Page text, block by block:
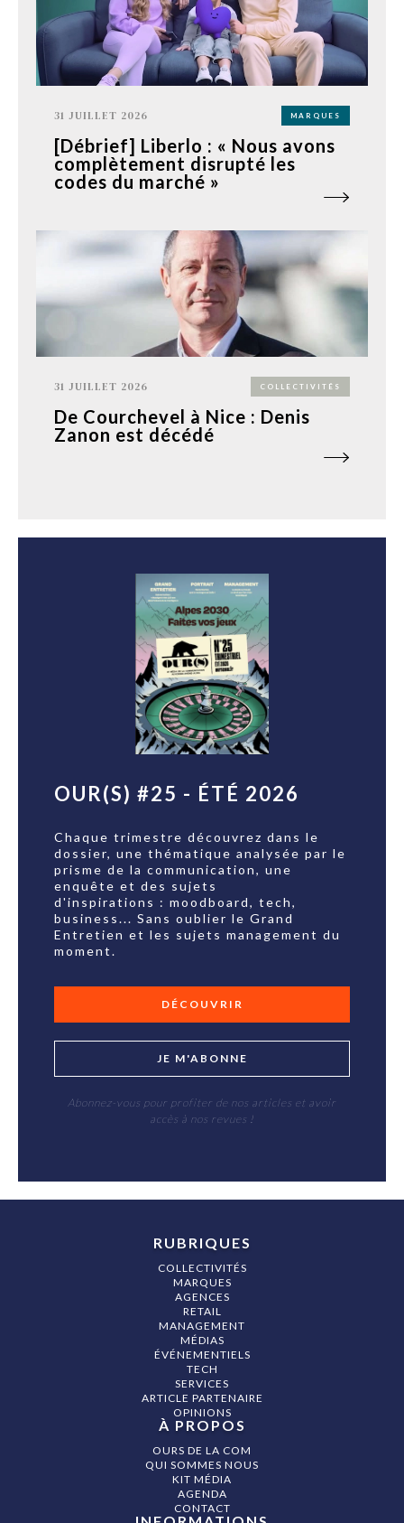
31 JUILLET 2026 MARQUES
[Débrief] Liberlo : « Nous avons
complètement disrupté les
codes du marché »
31 JUILLET 2026 COLLECTIVITÉS
De Courchevel à Nice : Denis
Zanon est décédé
OUR(S) #25 - ÉTÉ 2026
Chaque trimestre découvrez dans le
dossier, une thématique analysée par le
prisme de la communication, une
enquête et des sujets
d'inspirations : moodboard, tech,
business... Sans oublier le Grand
Entretien et les sujets management du
moment.
DÉCOUVRIR
JE M'ABONNE
Abonnez-vous pour profiter de nos articles et avoir
accès à nos revues !
RUBRIQUES
COLLECTIVITÉS
MARQUES
AGENCES
RETAIL
MANAGEMENT
MÉDIAS
ÉVÉNEMENTIELS
TECH
SERVICES
ARTICLE PARTENAIRE
OPINIONS
À PROPOS
OURS DE LA COM
QUI SOMMES NOUS
KIT MÉDIA
AGENDA
CONTACT